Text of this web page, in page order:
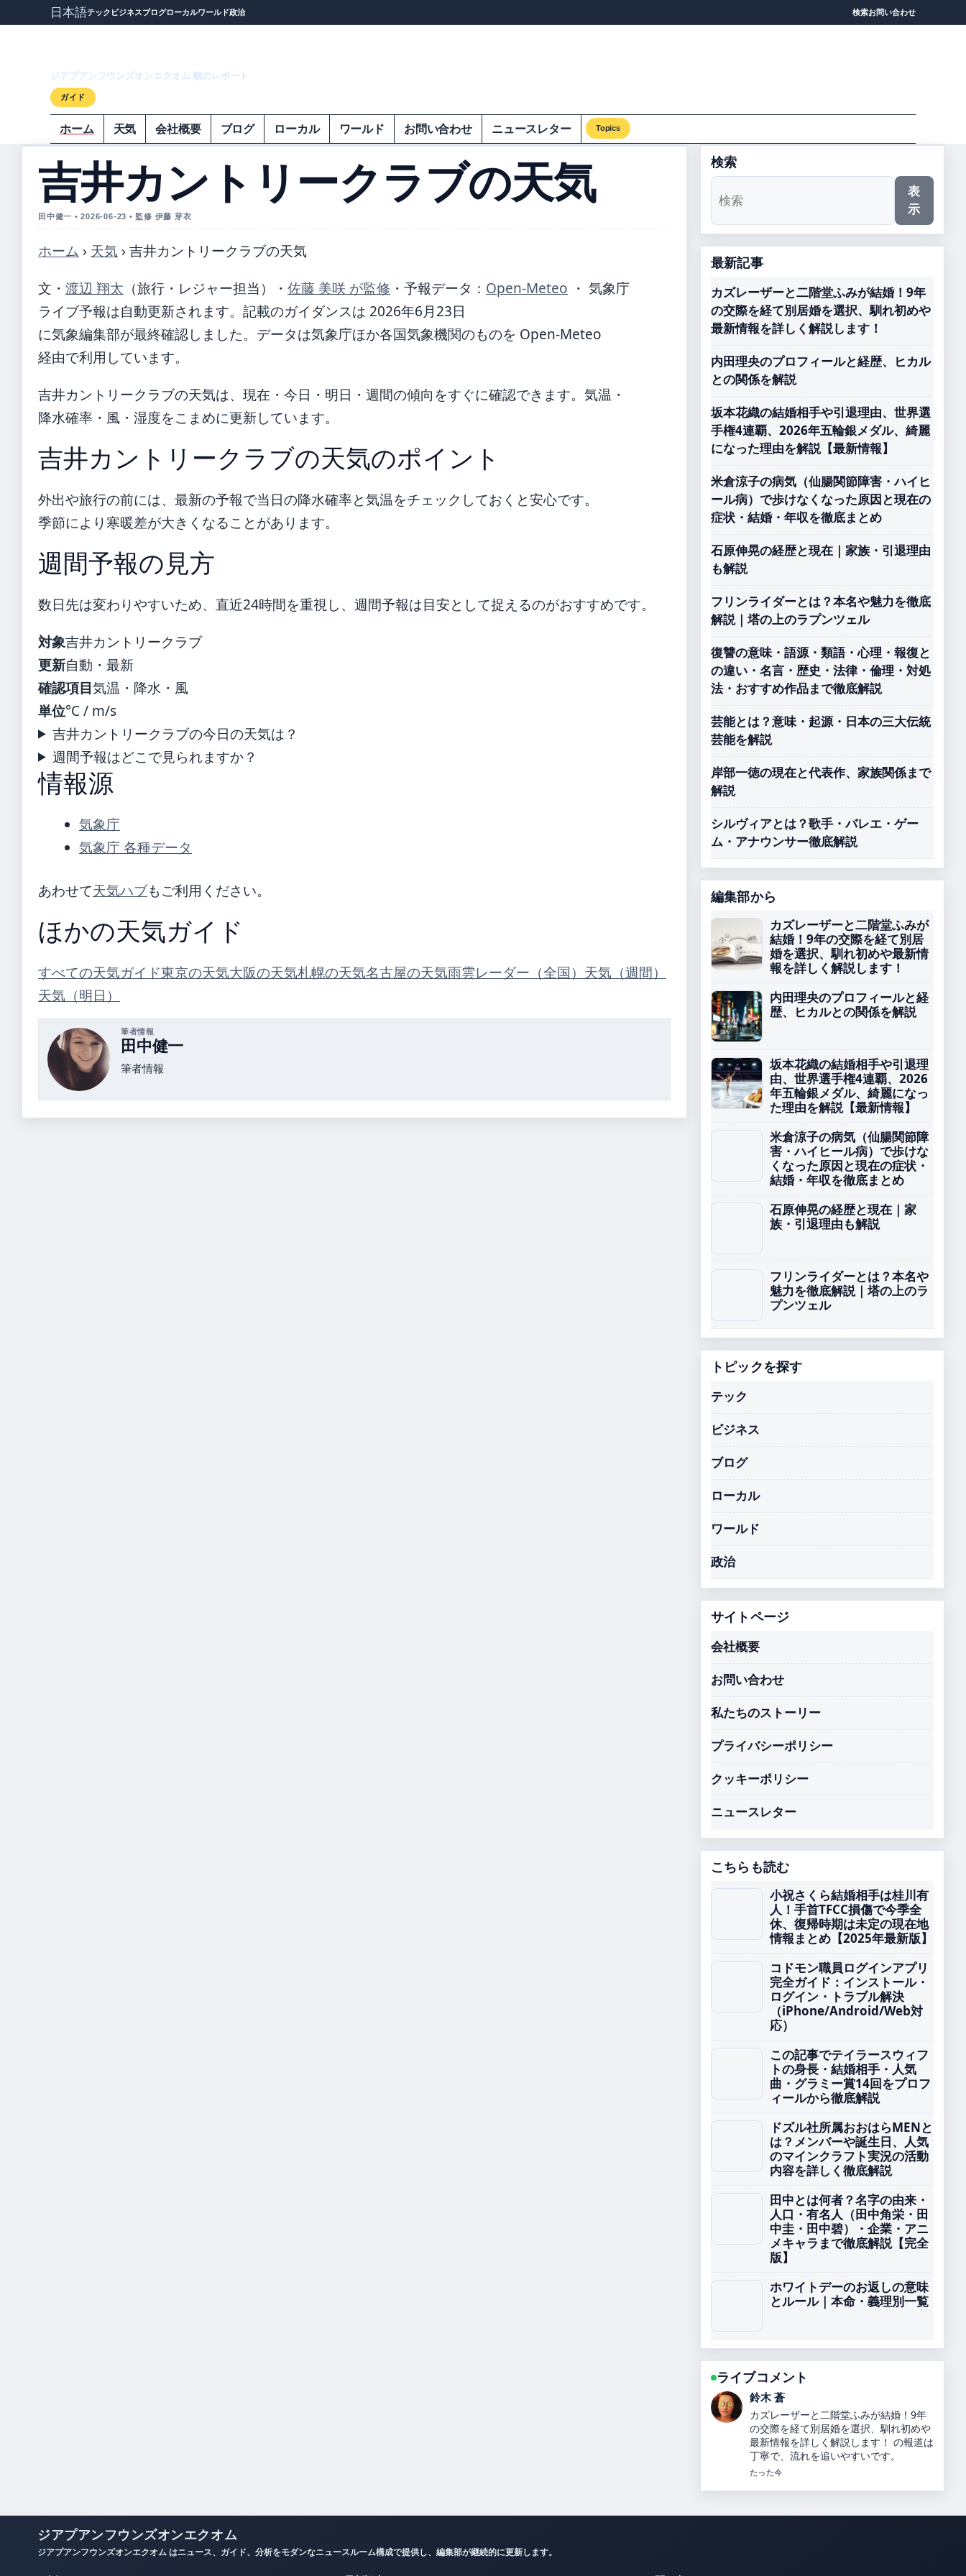
日本語テック ビジネスブログローカルワールド政治 検索お問い合わせ
ジアプアンフウンズオンエクオム 朝のレポート
ガイド
ホーム 天気 会社概要 ブログ ローカル ワールド お問い合わせ ニュースレター Topics
吉井カントリークラブの天気
田中健一 • 2026-06-23 • 監修 伊藤 芽衣
ホーム › 天気 › 吉井カントリークラブの天気
文・ 渡辺 翔太 （旅行・レジャー担当） ・ 佐藤 美咲 が監修 ・ 予報データ： Open-Meteo ・ 気象庁
ライブ予報は自動更新されます。記載のガイダンスは 2026年6月23日
に気象編集部が最終確認しました。データは気象庁ほか各国気象機関のものを Open-Meteo
経由で利用しています。
吉井カントリークラブの天気は、現在・今日・明日・週間の傾向をすぐに確認できます。気温・
降水確率・風・湿度をこまめに更新しています。
吉井カントリークラブの天気のポイント
外出や旅行の前には、最新の予報で当日の降水確率と気温をチェックしておくと安心です。
季節により寒暖差が大きくなることがあります。
週間予報の見方
数日先は変わりやすいため、直近24時間を重視し、週間予報は目安として捉えるのがおすすめです。
対象吉井カントリークラブ
更新自動・最新
確認項目気温・降水・風
単位°C / m/s
吉井カントリークラブの今日の天気は？
週間予報はどこで見られますか？
情報源
気象庁
気象庁 各種データ
あわせて天気ハブもご利用ください。
ほかの天気ガイド
すべての天気ガイド東京の天気大阪の天気札幌の天気名古屋の天気雨雲レーダー（全国） 天気（週間）
天気（明日）
筆者情報
田中健一
筆者情報
検索
表
示
最新記事
カズレーザーと二階堂ふみが結婚！9年
の交際を経て別居婚を選択、馴れ初めや
最新情報を詳しく解説します！
内田理央のプロフィールと経歴、ヒカル
との関係を解説
坂本花織の結婚相手や引退理由、世界選
手権4連覇、2026年五輪銀メダル、綺麗
になった理由を解説【最新情報】
米倉涼子の病気（仙腸関節障害・ハイヒ
ール病）で歩けなくなった原因と現在の
症状・結婚・年収を徹底まとめ
石原伸晃の経歴と現在｜家族・引退理由
も解説
フリンライダーとは？本名や魅力を徹底
解説｜塔の上のラプンツェル
復讐の意味・語源・類語・心理・報復と
の違い・名言・歴史・法律・倫理・対処
法・おすすめ作品まで徹底解説
芸能とは？意味・起源・日本の三大伝統
芸能を解説
岸部一徳の現在と代表作、家族関係まで
解説
シルヴィアとは？歌手・バレエ・ゲー
ム・アナウンサー徹底解説
編集部から
カズレーザーと二階堂ふみが
結婚！9年の交際を経て別居
婚を選択、馴れ初めや最新情
報を詳しく解説します！
内田理央のプロフィールと経
歴、ヒカルとの関係を解説
坂本花織の結婚相手や引退理
由、世界選手権4連覇、2026
年五輪銀メダル、綺麗になっ
た理由を解説【最新情報】
米倉涼子の病気（仙腸関節障
害・ハイヒール病）で歩けな
くなった原因と現在の症状・
結婚・年収を徹底まとめ
石原伸晃の経歴と現在｜家
族・引退理由も解説
フリンライダーとは？本名や
魅力を徹底解説｜塔の上のラ
プンツェル
トピックを探す
テック
ビジネス
ブログ
ローカル
ワールド
政治
サイトページ
会社概要
お問い合わせ
私たちのストーリー
プライバシーポリシー
クッキーポリシー
ニュースレター
こちらも読む
小祝さくら結婚相手は桂川有
人！手首TFCC損傷で今季全
休、復帰時期は未定の現在地
情報まとめ【2025年最新版】
コドモン職員ログインアプリ
完全ガイド：インストール・
ログイン・トラブル解決
（iPhone/Android/Web対
応）
この記事でテイラースウィフ
トの身長・結婚相手・人気
曲・グラミー賞14回をプロフ
ィールから徹底解説
ドズル社所属おおはらMENと
は？メンバーや誕生日、人気
のマインクラフト実況の活動
内容を詳しく徹底解説
田中とは何者？名字の由来・
人口・有名人（田中角栄・田
中圭・田中碧）・企業・アニ
メキャラまで徹底解説【完全
版】
ホワイトデーのお返しの意味
とルール｜本命・義理別一覧
ライブコメント
渡辺 結衣
内田理央のプロフィールと経歴、ヒカル
との関係を解説 周辺の検証がしっかりし
ていて安心感があります。
3 分前
ジアプアンフウンズオンエクオム
ジアプアンフウンズオンエクオム はニュース、ガイド、分析をモダンなニュースルーム構成で提供し、編集部が継続的に更新します。
人気 最新記事 お問い合わせ